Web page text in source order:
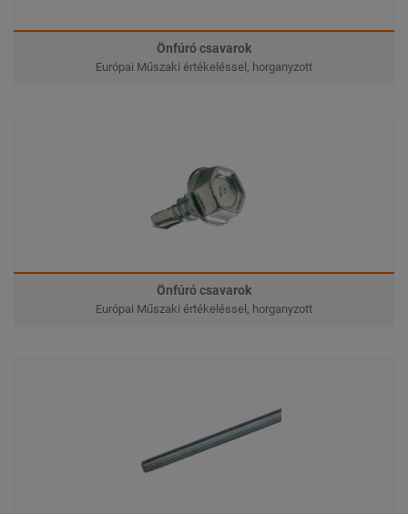
Önfúró csavarok
Európai Műszaki értékeléssel, horganyzott
Önfúró csavarok
Európai Műszaki értékeléssel, horganyzott